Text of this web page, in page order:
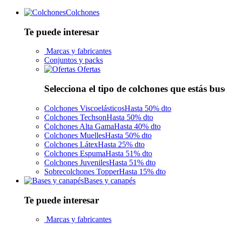
Colchones
Te puede interesar
Marcas y fabricantes
Conjuntos y packs
Ofertas
Selecciona el tipo de colchones que estás
Colchones ViscoelásticosHasta 50% dto
Colchones TechsonHasta 50% dto
Colchones Alta GamaHasta 40% dto
Colchones MuellesHasta 50% dto
Colchones LátexHasta 25% dto
Colchones EspumaHasta 51% dto
Colchones JuvenilesHasta 51% dto
Sobrecolchones TopperHasta 15% dto
Bases y canapés
Te puede interesar
Marcas y fabricantes